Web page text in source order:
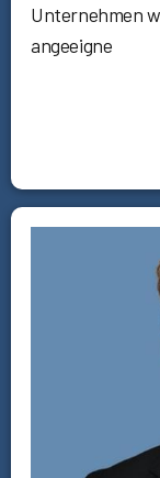
Unternehmen
angeeigne